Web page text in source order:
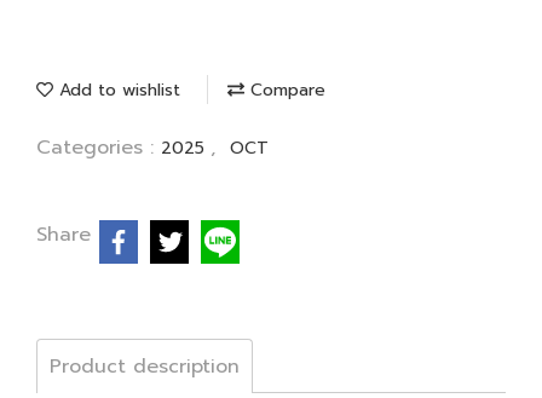
Add to wishlist Compare
Categories : 2025 , OCT
Share
Product description